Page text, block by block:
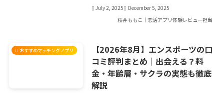
July 2, 2025
December 5, 2025
桜井ももこ｜恋活アプリ体験レビュー担当
おすすめマッチングアプリ
【2026年8月】エンスポーツの口
コミ評判まとめ｜出会える？料
金・年齢層・サクラの実態も徹底
解説